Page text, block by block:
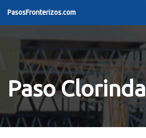
PasosFronterizos.com
Paso Clorinda